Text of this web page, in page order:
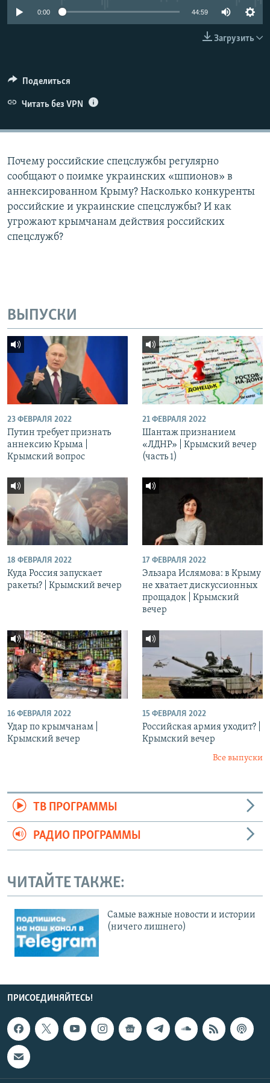
0:00 44:59
Загрузить
Поделиться
Читать без VPN
Почему российские спецслужбы регулярно
сообщают о поимке украинских «шпионов» в
аннексированном Крыму? Насколько конкуренты
российские и украинские спецслужбы? И как
угрожают крымчанам действия российских
спецслужб?
ВЫПУСКИ
23 ФЕВРАЛЯ 2022
Путин требует признать
аннексию Крыма |
Крымский вопрос
21 ФЕВРАЛЯ 2022
Шантаж признанием
«ЛДНР» | Крымский вечер
(часть 1)
18 ФЕВРАЛЯ 2022
Куда Россия запускает
ракеты? | Крымский вечер
17 ФЕВРАЛЯ 2022
Эльзара Ислямова: в Крыму
не хватает дискуссионных
прощадок | Крымский
вечер
16 ФЕВРАЛЯ 2022
Удар по крымчанам |
Крымский вечер
15 ФЕВРАЛЯ 2022
Российская армия уходит? |
Крымский вечер
Все выпуски
ТВ ПРОГРАММЫ
РАДИО ПРОГРАММЫ
ЧИТАЙТЕ ТАКЖЕ:
Cамые важные новости и истории
(ничего лишнего)
ПРИСОЕДИНЯЙТЕСЬ!